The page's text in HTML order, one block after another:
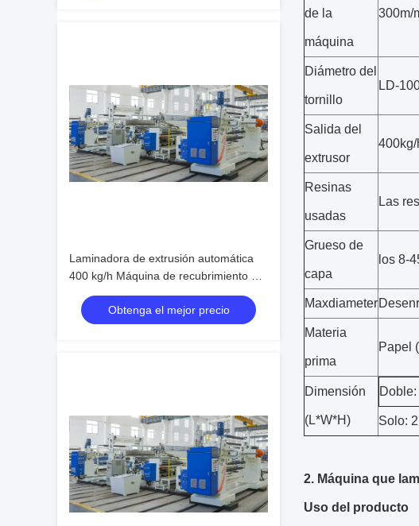
Laminadora de extrusión automática
400 kg/h Máquina de recubrimiento 8-
45 g/m²
Obtenga el mejor precio
de la
máquina
300m/
Diámetro del
tornillo
LD-
Salida del
extrusor
Resinas
usadas
Las
Grueso de
capa
los 8-
Maxdiameter
Materia
prima
Papel
Dimensión
(L*W*H) Solo:
2. Máquina que
Uso del producto